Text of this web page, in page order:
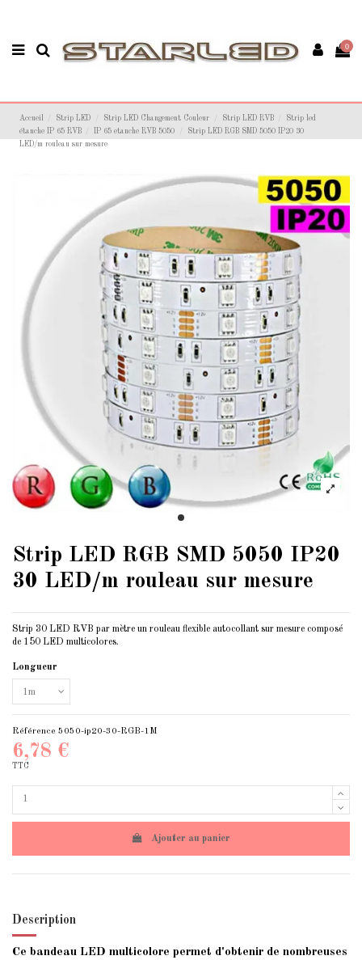
0
Accueil Strip LED Strip LED Changement Couleur Strip LED RVB
Strip led
étanche IP 65 RVB
IP 65 etanche RVB 5050
Strip LED RGB SMD 5050 IP20 30
LED/m rouleau sur mesure
Strip LED RGB SMD 5050 IP20
30 LED/m rouleau sur mesure
Strip 30 LED RVB par mètre un rouleau flexible autocollant sur mesure composé
de 150 LED multicolores.
Longueur
Référence 5050-ip20-30-RGB-1M
6,78 €
TTC
Ajouter au panier
Description
Ce bandeau LED multicolore permet d'obtenir de nombreuses